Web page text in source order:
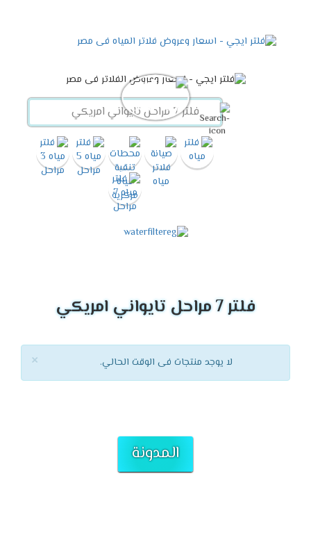
فلتر 7 مراحل تايواني امريكي
× لا يوجد منتجات فى الوقت الحالي.
المدونة